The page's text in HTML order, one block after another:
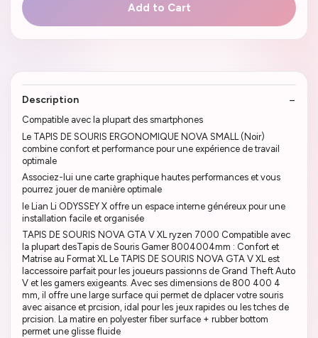
Add to Cart
Description
Compatible avec la plupart des smartphones
Le TAPIS DE SOURIS ERGONOMIQUE NOVA SMALL (Noir)
combine confort et performance pour une expérience de travail
optimale
Associez-lui une carte graphique hautes performances et vous
pourrez jouer de manière optimale
le Lian Li ODYSSEY X offre un espace interne généreux pour une
installation facile et organisée
TAPIS DE SOURIS NOVA GTA V XL ryzen 7000 Compatible avec
la plupart desTapis de Souris Gamer 8004004mm : Confort et
Matrise au Format XL Le TAPIS DE SOURIS NOVA GTA V XL est
laccessoire parfait pour les joueurs passionns de Grand Theft Auto
V et les gamers exigeants. Avec ses dimensions de 800 400 4
mm, il offre une large surface qui permet de dplacer votre souris
avec aisance et prcision, idal pour les jeux rapides ou les tches de
prcision. La matire en polyester fiber surface + rubber bottom
permet une glisse fluide